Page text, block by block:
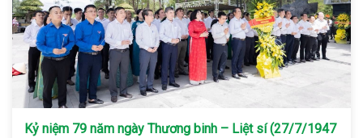
Kỷ niệm 79 năm ngày Thương binh – Liệt sí (27/7/1947